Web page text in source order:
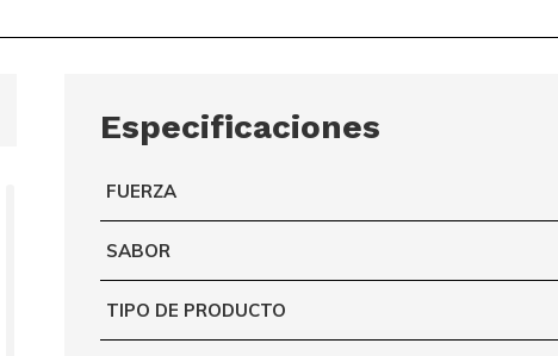
Especificaciones
FUERZA
SABOR
TIPO DE PRODUCTO